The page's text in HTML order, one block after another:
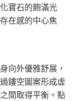
寶石的飽滿光
在感的中心焦
向外優雅舒展，
鏤空圖案形成虛
間取得平衡。點